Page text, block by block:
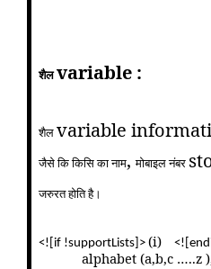
शैलvariable :
शैलvariable
जैसे कि किसि का नाम,मोबाइल नंबर
जरुरत होति है।
<![if !supportLists]> (i)
alphabet (a,b,c